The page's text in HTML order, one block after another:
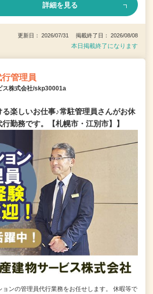
詳細を見る
更新日： 2026/07/31 掲載終了日： 2026/08/08
本日掲載終了になります
管理員
ス株式会社/skp30001a
楽しいお仕事♪常駐管理員さんがお休
勤務です。【札幌市・江別市】】
ョンの管理員代行業務をお任せします。 休暇等で